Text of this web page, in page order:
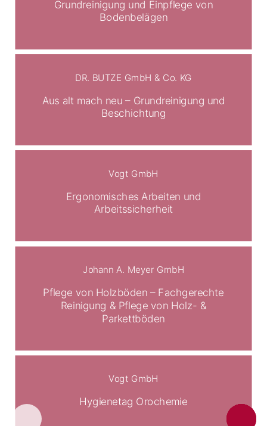
Grundreinigung und Einpflege von
Bodenbelägen
DR. BUTZE GmbH & Co. KG
Aus alt mach neu – Grundreinigung und
Beschichtung
Vogt GmbH
Ergonomisches Arbeiten und
Arbeitssicherheit
Johann A. Meyer GmbH
Pflege von Holzböden – Fachgerechte
Reinigung & Pflege von Holz- &
Parkettböden
Vogt GmbH
Hygienetag Orochemie